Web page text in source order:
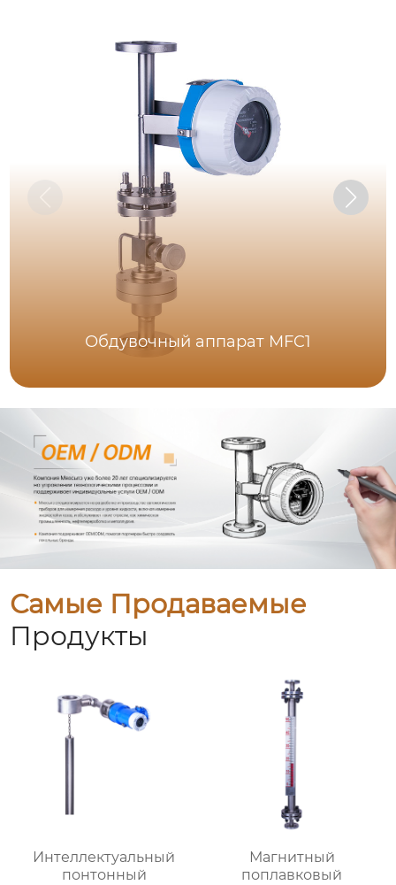
Обдувочный аппарат MFC1
Самые Продаваемые
Продукты
Интеллектуальный
понтонный
Магнитный
поплавковый